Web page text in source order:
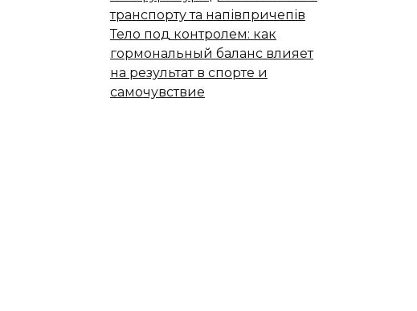
транспорту та напівпричепів
Тело под контролем: как
гормональный баланс влияет
на результат в спорте и
самочувствие